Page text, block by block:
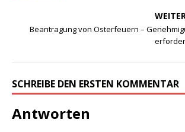
Beantragung von Osterfeuern –
SCHREIBE DEN ERSTEN KOMMENTAR
Antworten